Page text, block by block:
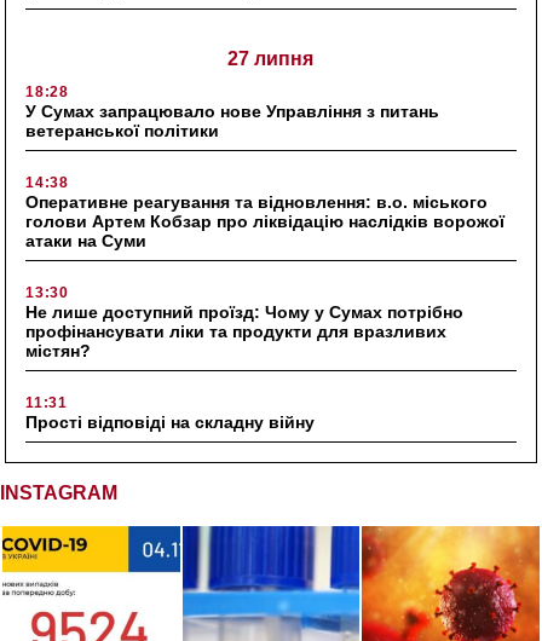
27 липня
18:28
У Сумах запрацювало нове Управління з питань
ветеранської політики
14:38
Оперативне реагування та відновлення: в.о. міського
голови Артем Кобзар про ліквідацію наслідків ворожої
атаки на Суми
13:30
Не лише доступний проїзд: Чому у Сумах потрібно
профінансувати ліки та продукти для вразливих
містян?
11:31
Прості відповіді на складну війну
INSTAGRAM